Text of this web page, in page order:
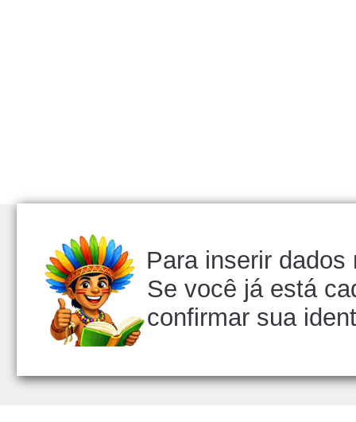
Para inserir
Se você já está
confirmar sua